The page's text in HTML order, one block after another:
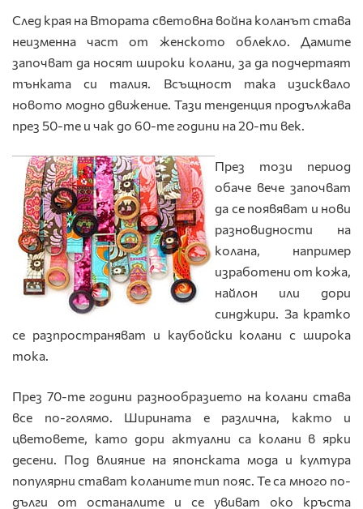
След края на Втората световна война коланът става
неизменна част от женското облекло. Дамите
започват да носят широки колани, за да подчертаят
тънката си талия. Всъщност така изисквало
новото модно движение. Тази тенденция продължава
през 50-те и чак до 60-те години на 20-ти век.
През този период
обаче вече започват
да се появяват и нови
разновидности на
колана, например
изработени от кожа,
найлон или дори
синджири. За кратко
се разпространяват и каубойски колани с широка
тока.
През 70-те години разнообразието на колани става
все по-голямо. Ширината е различна, както и
цветовете, като дори актуални са колани в ярки
десени. Под влияние на японската мода и култура
популярни стават коланите тип пояс. Те са много по-
дълги от останалите и се увиват око кръста